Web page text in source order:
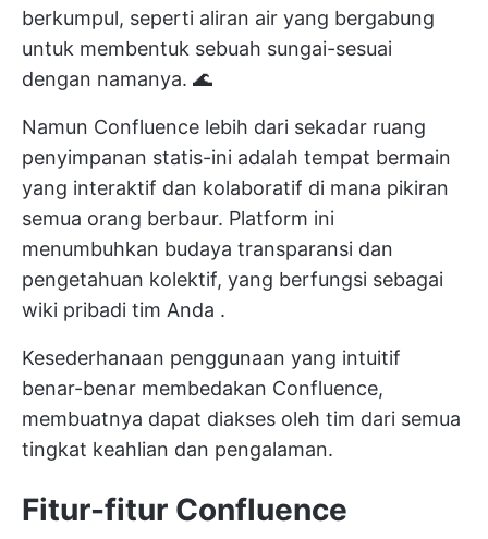
berkumpul, seperti aliran air yang bergabung
untuk membentuk sebuah sungai-sesuai
dengan namanya. 🌊
Namun Confluence lebih dari sekadar ruang
penyimpanan statis-ini adalah tempat bermain
yang interaktif dan kolaboratif di mana pikiran
semua orang berbaur. Platform ini
menumbuhkan budaya transparansi dan
pengetahuan kolektif, yang berfungsi sebagai
wiki pribadi tim Anda .
Kesederhanaan penggunaan yang intuitif
benar-benar membedakan Confluence,
membuatnya dapat diakses oleh tim dari semua
tingkat keahlian dan pengalaman.
Fitur-fitur Confluence